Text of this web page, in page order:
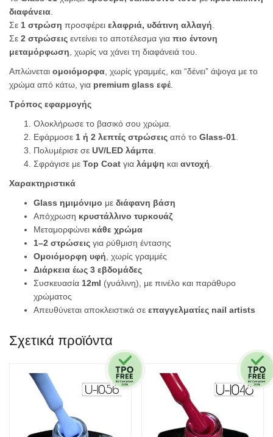
διαφάνεια
Σε 1 στρώση προσφέρει ελαφριά, υδάτινη αλλαγή
Σε 2 στρώσεις εντείνει το αποτέλεσμα για πιο έντονη
μεταμόρφωση , χωρίς να χάνει τη διαφάνειά του.
Απλώνεται ομοιόμορφα , χωρίς γραμμές, και “δένει” άψογα με το
χρώμα από κάτω, για premium glass εφέ
Τρόπος εφαρμογής
Ολοκλήρωσε το βασικό σου χρώμα.
Εφάρμοσε 1 ή 2 λεπτές στρώσεις από το Glass-01
Πολυμέρισε σε UV/LED λάμπα
Σφράγισε με Top Coat για λάμψη και αντοχή
Χαρακτηριστικά
Glass ημιμόνιμο με διάφανη βάση
Απόχρωση κρυστάλλινο τυρκουάζ
Μεταμορφώνει κάθε χρώμα
1–2 στρώσεις για ρύθμιση έντασης
Ομοιόμορφη υφή , χωρίς γραμμές
Διάρκεια έως 3 εβδομάδες
Συσκευασία 12ml (γυάλινη), με πινέλο και παράθυρο
χρώματος
Απευθύνεται αποκλειστικά σε επαγγελματίες nail artists
Σχετικά προϊόντα